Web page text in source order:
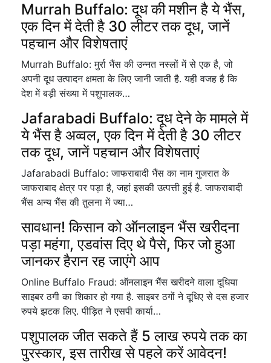
Murrah Buffalo: दूध की मशीन है ये भैंस,
एक दिन में देती है 30 लीटर तक दूध, जानें
पहचान और विशेषताएं
Murrah Buffalo: मुर्रा भैंस की उन्नत नस्लों में से एक है, जो
अपनी दूध उत्पादन क्षमता के लिए जानी जाती है. यही वजह है कि
देश में बड़ी संख्या में पशुपालक…
Jafarabadi Buffalo: दूध देने के मामले में
ये भैंस है अव्वल, एक दिन में देती है 30 लीटर
तक दूध, जानें पहचान और विशेषताएं
Jafarabadi Buffalo: जाफराबादी भैंस का नाम गुजरात के
जाफराबाद क्षेत्र पर पड़ा है, जहां इसकी उत्पत्ती हुई है. जाफराबादी
भैंस अन्य भैंस की तुलना में ज्या…
सावधान! किसान को ऑनलाइन भैंस खरीदना
पड़ा महंगा, एडवांस दिए थे पैसे, फिर जो हुआ
जानकर हैरान रह जाएंगे आप
Online Buffalo Fraud: ऑनलाइन भैंस खरीदने वाला दूधिया
साइबर ठगी का शिकार हो गया है. साइबर ठगों ने दूधिए से दस हजार
रुपये झटक लिए. पीड़ित ने एसपी कार्या…
पशुपालक जीत सकते हैं 5 लाख रुपये तक का
पुरस्कार, इस तारीख से पहले करें आवेदन!